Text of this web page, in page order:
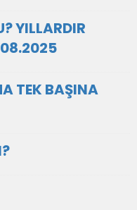
YILLARDIR
TEK BAŞINA